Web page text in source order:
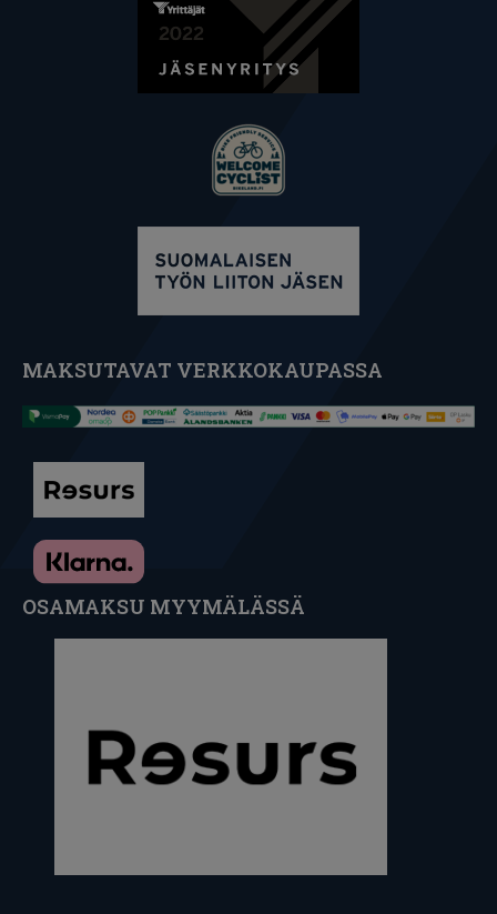
MAKSUTAVAT VERKKOKAUPASSA
OSAMAKSU MYYMÄLÄSSÄ